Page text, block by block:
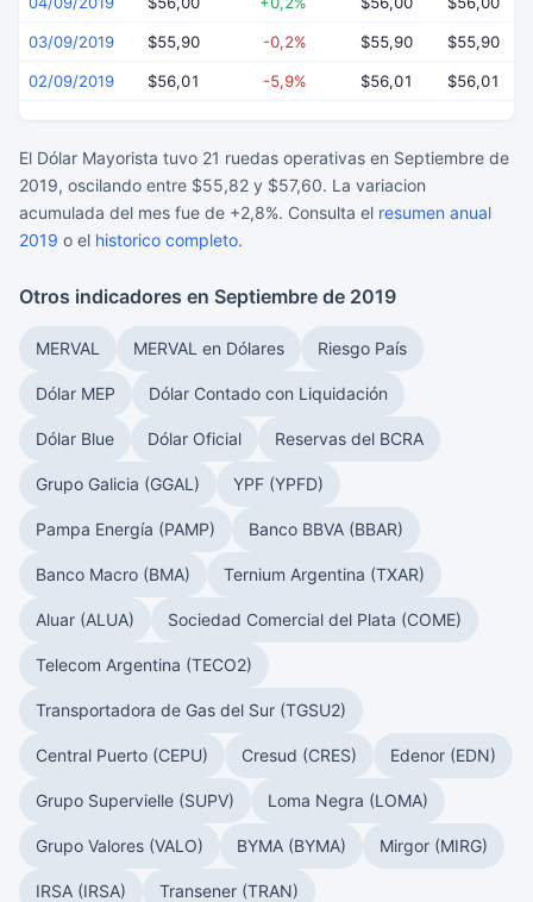
03/09/2019 $55,90 -0,2% $55,90 $55,90
02/09/2019 $56,01 -5,9% $56,01 $56,01
El Dólar Mayorista tuvo 21 ruedas operativas en Septiembre de
2019, oscilando entre $55,82 y $57,60. La variacion
acumulada del mes fue de +2,8%. Consulta el resumen anual
2019 o el historico completo.
Otros indicadores en Septiembre de 2019
MERVAL MERVAL en Dólares Riesgo País
Dólar MEP Dólar Contado con Liquidación
Dólar Blue Dólar Oficial Reservas del BCRA
Grupo Galicia (GGAL) YPF (YPFD)
Pampa Energía (PAMP) Banco BBVA (BBAR)
Banco Macro (BMA) Ternium Argentina (TXAR)
Aluar (ALUA) Sociedad Comercial del Plata (COME)
Telecom Argentina (TECO2)
Transportadora de Gas del Sur (TGSU2)
Central Puerto (CEPU) Cresud (CRES) Edenor (EDN)
Grupo Supervielle (SUPV) Loma Negra (LOMA)
Grupo Valores (VALO) BYMA (BYMA) Mirgor (MIRG)
IRSA (IRSA) Transener (TRAN)